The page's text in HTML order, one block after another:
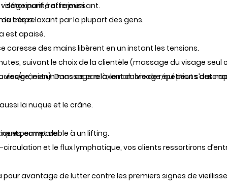
purifié et rajeuni.
corps.
suivant le choix de la clientèle (massage du visage seul
crânien). Dans ce cas là, le nombre de répétitions des
comparable à un lifting.
et le flux lymphatique, vos clients ressortirons
pour avantage de lutter contre les premiers signes de
détoxinant, raffermissant.
très relaxant par la plupart des gens.
est apaisé.
caresse des mains libèrent en un instant les tensions.
est un massage relaxant du visage, qui peut s’auto
la nuque et le crâne.
permet de :